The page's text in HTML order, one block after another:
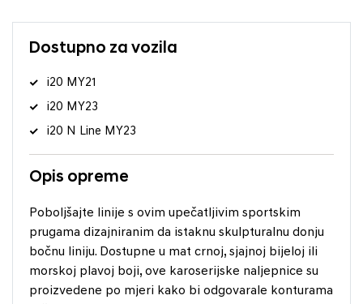
Dostupno za vozila
i20 MY21
i20 MY23
i20 N Line MY23
Opis opreme
Poboljšajte linije s ovim upečatljivim sportskim
prugama dizajniranim da istaknu skulpturalnu donju
bočnu liniju. Dostupne u mat crnoj, sjajnoj bijeloj ili
morskoj plavoj boji, ove karoserijske naljepnice su
proizvedene po mjeri kako bi odgovarale konturama